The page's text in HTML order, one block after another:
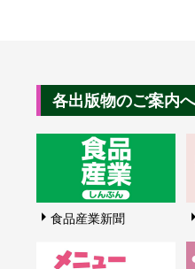
各出版物のご案内へ
食品産業新聞